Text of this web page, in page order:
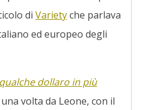
di Varietyche parlava
ed europeo degli
dollaro in più
volta da Leone, con il